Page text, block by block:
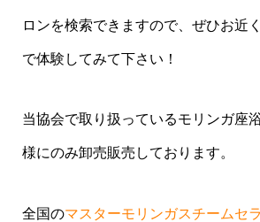
ロンを検索できますので、ぜひお近
で体験してみて下さい！
当協会で取り扱っているモリンガ座
様にのみ卸売販売しております。
全国のマスターモリンガスチームセ